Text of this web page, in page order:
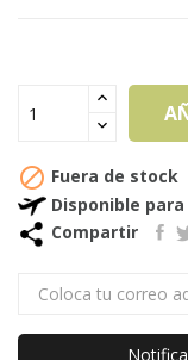
 Fuera de stock
Disponible
Compartir